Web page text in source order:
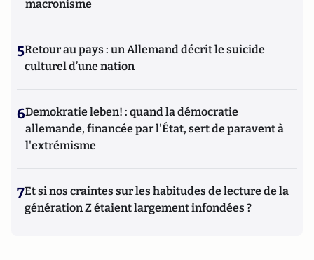
macronisme
5Retour au pays : un Allemand décrit le suicide
culturel d’une nation
6Demokratie leben! : quand la démocratie
allemande, financée par l'État, sert de paravent à
l'extrémisme
7Et si nos craintes sur les habitudes de lecture de la
génération Z étaient largement infondées ?